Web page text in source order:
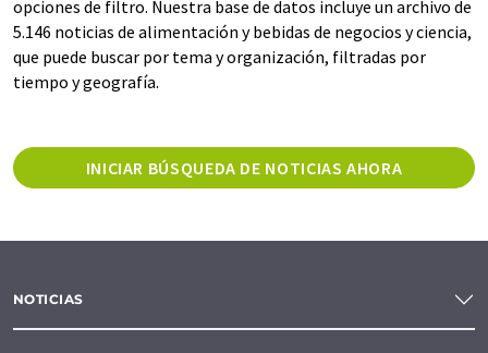
opciones de filtro. Nuestra base de datos incluye un archivo de
5.146 noticias de alimentación y bebidas de negocios y ciencia,
que puede buscar por tema y organización, filtradas por
tiempo y geografía.
INICIAR BÚSQUEDA DE NOTICIAS AHORA
NOTICIAS